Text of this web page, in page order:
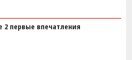
2 первые впечатления